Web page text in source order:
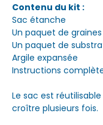
Contenu du kit :
Sac étanche
Un paquet de
Un paquet de
Argile expansée
Instructions
Le sac est
croître plusieurs fois.